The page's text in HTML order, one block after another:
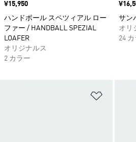
価格
¥15,950
ハンドボール スペツィアル ロー
ファー / HANDBALL SPEZIAL
LOAFER
オリジナルス
2 カラー
価格
サン
オリ
24